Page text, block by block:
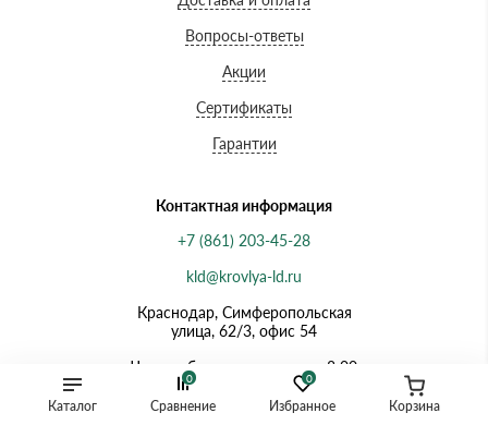
Каталог
0
Избранное
0
Сравнение Корзина
Вопросы-ответы
Акции
Сертификаты
Гарантии
Контактная информация
+7 (861) 203-45-28
kld@krovlya-ld.ru
Краснодар, Симферопольская
улица, 62/3, офис 54
Часы работы: ежедневно с 8:00